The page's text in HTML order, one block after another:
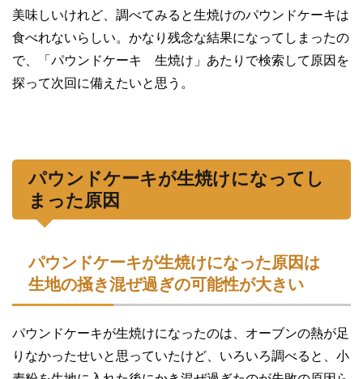
美味しいけれど、調べてみると生焼けのパウンドケーキは
食べれないらしい。かなり残念な結果になってしまったの
で、「パウンドケーキ 生焼け」あたりで検索して原因を
探って次回に備えたいと思う。
パウンドケーキが生焼けになってし
まった原因
パウンドケーキが生焼けになった原因は
生地の掻き混ぜ過ぎの可能性が大きい
パウンドケーキが生焼けになったのは、オーブンの熱が足
りなかったせいと思っていたけど、いろいろ調べると、小